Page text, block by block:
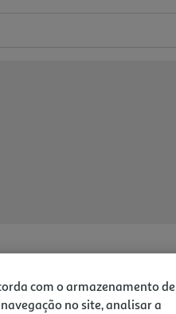
com o armazenamento de
no site, analisar a